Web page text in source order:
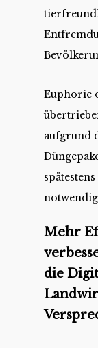
Euphorie
aufgrund
Mehr
die